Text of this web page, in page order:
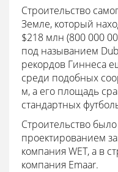
Строительство
Земле, который
$218 млн (800 000
под называнием
рекордов Гиннеса
среди подобных
м, а его площадь
стандартных
Строительство
проектированием
компания WET, а в
компания Emaar.